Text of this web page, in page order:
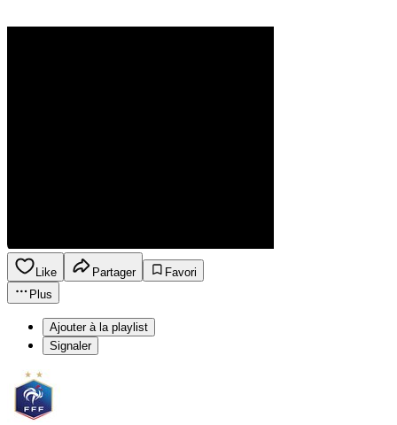
Like Partager
Favori
Plus
Ajouter à la playlist
Signaler